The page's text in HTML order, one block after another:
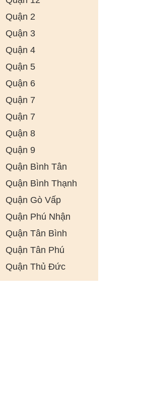
Quận 2
Quận 3
Quận 4
Quận 5
Quận 6
Quận 7
Quận 7
Quận 8
Quận 9
Quận Bình Tân
Quận Bình Thạnh
Quận Gò Vấp
Quận Phú Nhận
Quận Tân Bình
Quận Tân Phú
Quận Thủ Đức